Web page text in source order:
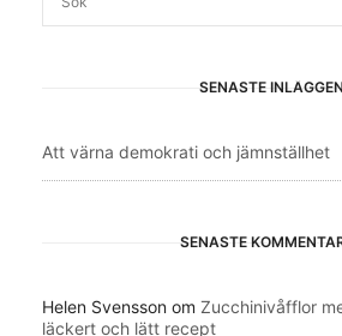
SENASTE INLÄGGEN
Att värna demokrati och jämnställhet
SENASTE
Helen Svensson om Zucchinivåfflor
läckert och lätt recept